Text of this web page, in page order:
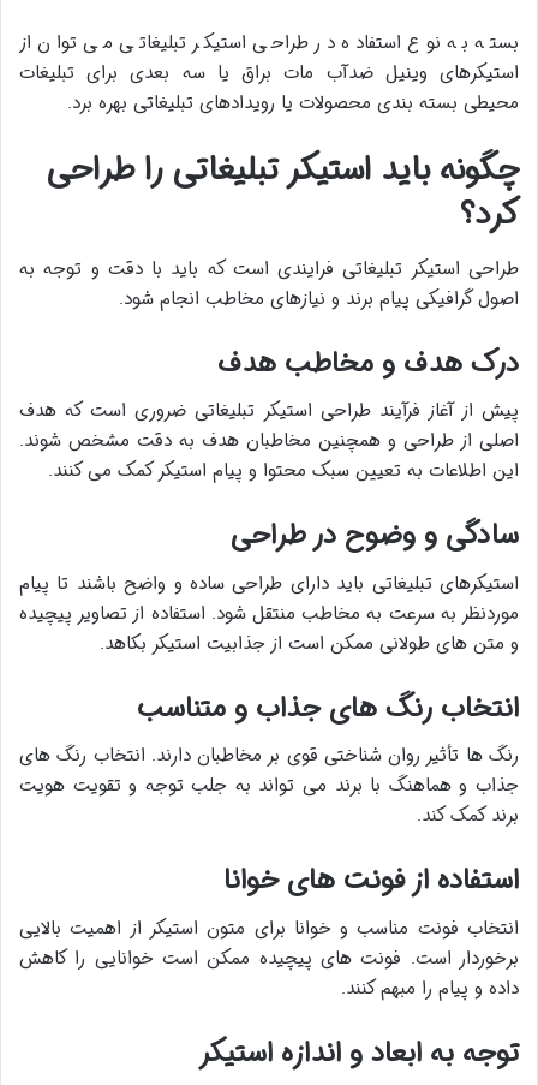
بسته به نوع استفاده در طراحی استیکر تبلیغاتی می توان از
استیکرهای وینیل ضدآب مات براق یا سه بعدی برای تبلیغات
محیطی بسته بندی محصولات یا رویدادهای تبلیغاتی بهره برد.
چگونه باید استیکر تبلیغاتی را طراحی
کرد؟
طراحی استیکر تبلیغاتی فرایندی است که باید با دقت و توجه به
اصول گرافیکی پیام برند و نیازهای مخاطب انجام شود.
درک هدف و مخاطب هدف
پیش از آغاز فرآیند طراحی استیکر تبلیغاتی ضروری است که هدف
اصلی از طراحی و همچنین مخاطبان هدف به دقت مشخص شوند.
این اطلاعات به تعیین سبک محتوا و پیام استیکر کمک می کنند.
سادگی و وضوح در طراحی
استیکرهای تبلیغاتی باید دارای طراحی ساده و واضح باشند تا پیام
موردنظر به سرعت به مخاطب منتقل شود. استفاده از تصاویر پیچیده
و متن های طولانی ممکن است از جذابیت استیکر بکاهد.​
انتخاب رنگ های جذاب و متناسب
رنگ ها تأثیر روان شناختی قوی بر مخاطبان دارند. انتخاب رنگ های
جذاب و هماهنگ با برند می تواند به جلب توجه و تقویت هویت
برند کمک کند.​
استفاده از فونت های خوانا
انتخاب فونت مناسب و خوانا برای متون استیکر از اهمیت بالایی
برخوردار است. فونت های پیچیده ممکن است خوانایی را کاهش
داده و پیام را مبهم کنند.
توجه به ابعاد و اندازه استیکر